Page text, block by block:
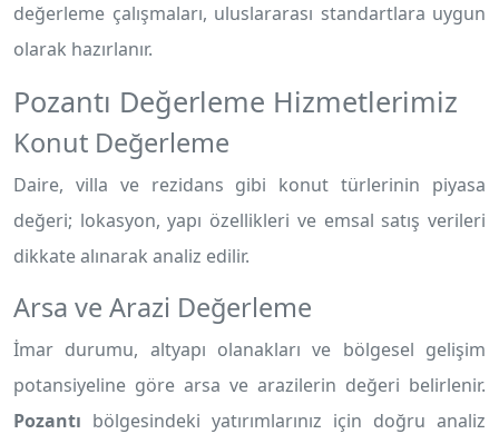
değerleme çalışmaları, uluslararası standartlara uygun
olarak hazırlanır.
Pozantı Değerleme Hizmetlerimiz
Konut Değerleme
Daire, villa ve rezidans gibi konut türlerinin piyasa
değeri; lokasyon, yapı özellikleri ve emsal satış verileri
dikkate alınarak analiz edilir.
Arsa ve Arazi Değerleme
İmar durumu, altyapı olanakları ve bölgesel gelişim
potansiyeline göre arsa ve arazilerin değeri belirlenir.
Pozantı bölgesindeki yatırımlarınız için doğru analiz